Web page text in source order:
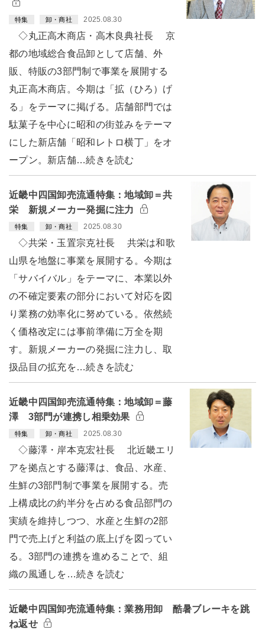
特集 卸・商社 2025.08.30
◇丸正高木商店・高木良典社長 京
都の地域総合食品卸として店舗、外
販、特販の3部門制で事業を展開する
丸正高木商店。今期は「拡（ひろ）げ
る」をテーマに掲げる。店舗部門では
駄菓子を中心に昭和の街並みをテーマ
にした新店舗「昭和レトロ横丁」をオ
ープン。新店舗…続きを読む
近畿中四国卸売流通特集：地域卸＝共
栄 新規メーカー発掘に注力
特集 卸・商社 2025.08.30
◇共栄・玉置宗克社長 共栄は和歌
山県を地盤に事業を展開する。今期は
「サバイバル」をテーマに、本業以外
の不確定要素の部分において対応を図
り業務の効率化に努めている。依然続
く価格改定には事前準備に万全を期
す。新規メーカーの発掘に注力し、取
扱品目の拡充を…続きを読む
近畿中四国卸売流通特集：地域卸＝藤
澤 3部門が連携し相乗効果
特集 卸・商社 2025.08.30
◇藤澤・岸本克宏社長 北近畿エリ
アを拠点とする藤澤は、食品、水産、
生鮮の3部門制で事業を展開する。売
上構成比の約半分を占める食品部門の
実績を維持しつつ、水産と生鮮の2部
門で売上げと利益の底上げを図ってい
る。3部門の連携を進めることで、組
織の風通しを…続きを読む
近畿中四国卸売流通特集：業務用卸 酷暑ブレーキを跳
ね返せ